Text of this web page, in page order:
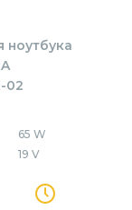
ноутбука
02
65 W
19 V